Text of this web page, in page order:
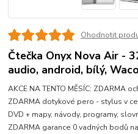
Ohodnotit
Čtečka Onyx Nova Air -
audio, android, bílý,
AKCE NA TENTO MĚSÍC: ZDARMA
ZDARMA dotykové pero - stylus v
DVD + mapy, návody, programy,
ZDARMA garance 0 vadných bodů